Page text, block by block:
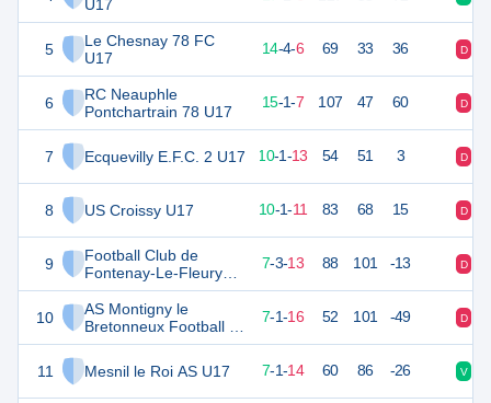
U17
5
Le Chesnay 78 FC
U17
6
RC Neauphle
Pontchartrain 78 U17
7 Ecquevilly E.F.C. 2 U17
8 US Croissy U17
9
Football Club de
Fontenay-Le-Fleury
U17
10
AS Montigny le
Bretonneux Football 2
U17
11
Mesnil le Roi AS U17
46 14-4-6 69 33 36 D
45 24 15-1-7 107 47 60 D
30 24 10-1-13 54 51 3 D
28 10-1-11 83 68 15 D
23 7-3-13 88 101 -13 D
22 7-1-16 52 101 -49 D
20 24 7-1-14 60 86 -26 V